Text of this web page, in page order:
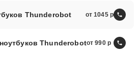
Thunderobot от 1045
Thunderobotот 990